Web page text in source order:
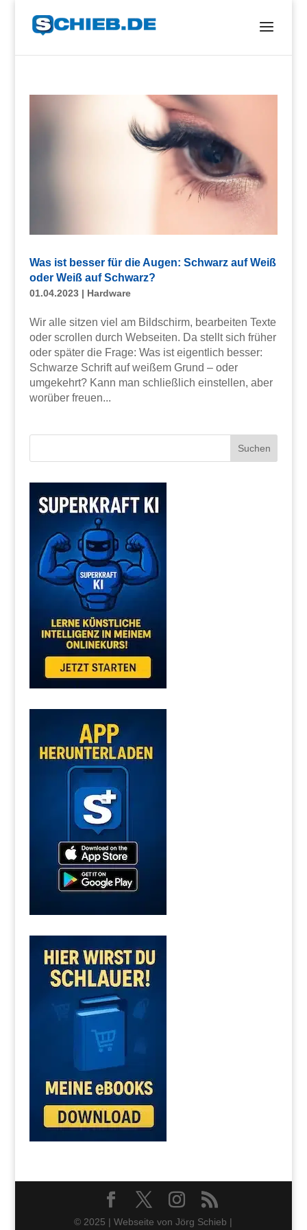
Was ist besser für die Augen: Schwarz auf Weiß
oder Weiß auf Schwarz?
01.04.2023| Hardware
Wir alle sitzen viel am Bildschirm, bearbeiten Texte
oder scrollen durch Webseiten. Da stellt sich früher
oder später die Frage: Was ist eigentlich besser:
Schwarze Schrift auf weißem Grund – oder
umgekehrt? Kann man schließlich einstellen, aber
worüber freuen...
© 2025 | Webseite von Jörg Schieb |